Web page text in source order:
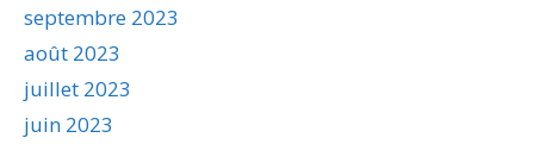
septembre 2023
août 2023
juillet 2023
juin 2023